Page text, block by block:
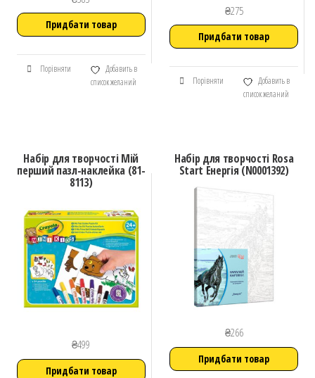
Придбати товар
Порівняти
Добавить в
список желаний
₴275
Придбати товар
Порівняти
Добавить в
список желаний
Набір для творчості Мій
перший пазл-наклейка (81-
8113)
₴499
Придбати товар
Набір для творчості Rosa
Start Енергія (N0001392)
₴266
Придбати товар